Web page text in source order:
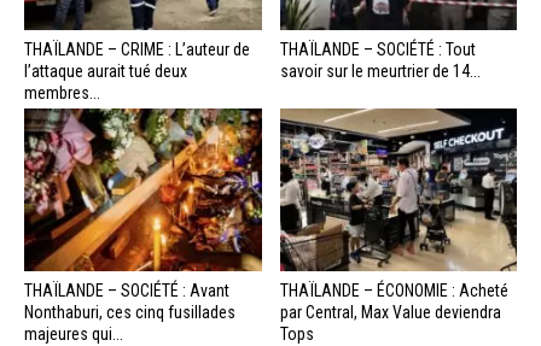
THAÏLANDE – CRIME : L’auteur de
l’attaque aurait tué deux
membres...
THAÏLANDE – SOCIÉTÉ : Tout
savoir sur le meurtrier de 14...
THAÏLANDE – SOCIÉTÉ : Avant
Nonthaburi, ces cinq fusillades
majeures qui...
THAÏLANDE – ÉCONOMIE : Acheté
par Central, Max Value deviendra
Tops